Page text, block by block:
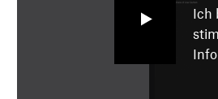
Ich